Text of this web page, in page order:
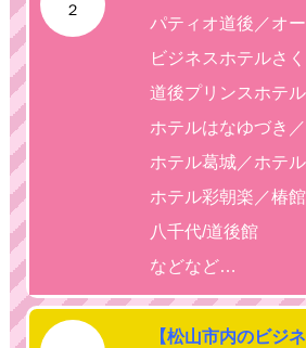
２
パティオ道後／オ
ビジネスホテルさ
道後プリンスホテ
ホテルはなゆづき
ホテル葛城／ホテ
ホテル彩朝楽／椿館
八千代/道後館
などなど…
【松山市内のビジ